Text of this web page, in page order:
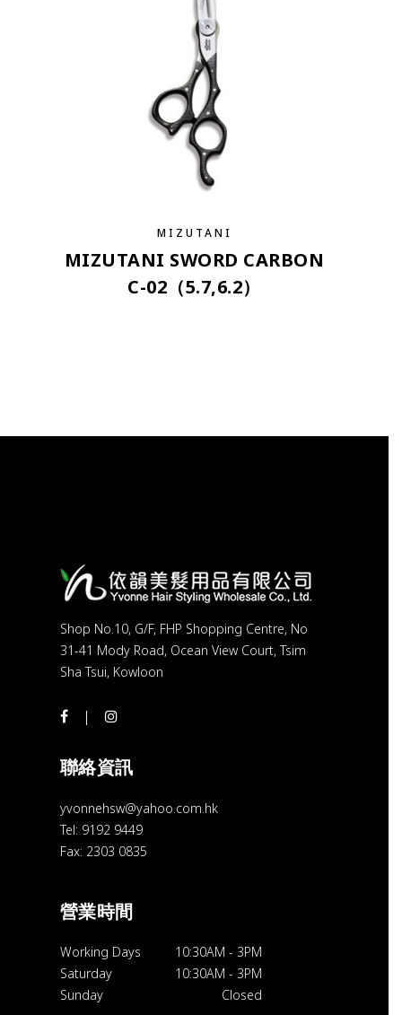
MIZUTANI
MIZUTANI SWORD CARBON
C-02（5.7,6.2）
Shop No.10, G/F, FHP Shopping Centre, No
31-41 Mody Road, Ocean View Court, Tsim
Sha Tsui, Kowloon
聯絡資訊
yvonnehsw@yahoo.com.hk
Tel: 9192 9449
Fax: 2303 0835
營業時間
Working Days 10:30AM - 3PM
Saturday
10:30AM - 3PM
Sunday
Closed